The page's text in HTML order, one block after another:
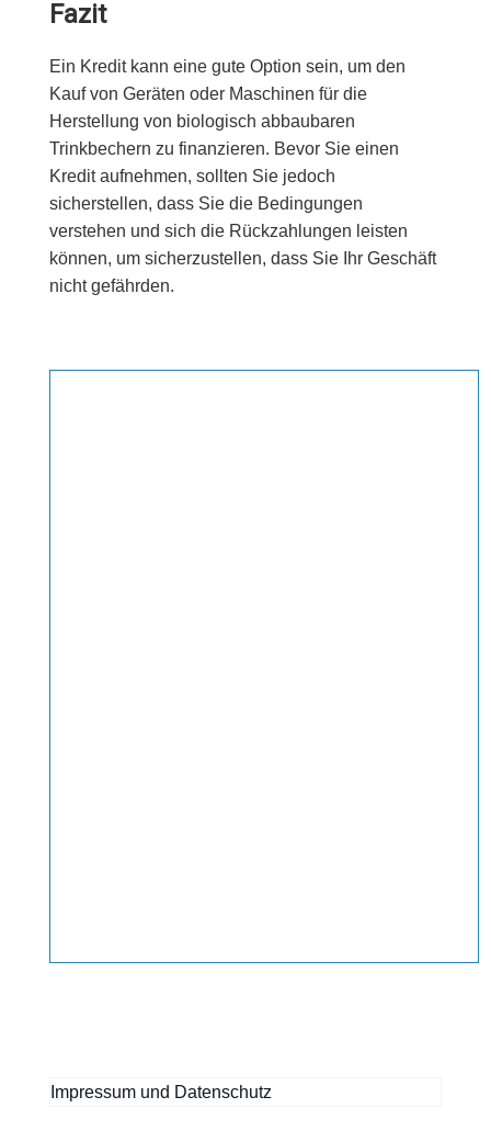
Fazit
Ein Kredit kann eine gute Option sein, um den
Kauf von Geräten oder Maschinen für die
Herstellung von biologisch abbaubaren
Trinkbechern zu finanzieren. Bevor Sie einen
Kredit aufnehmen, sollten Sie jedoch
sicherstellen, dass Sie die Bedingungen
verstehen und sich die Rückzahlungen leisten
können, um sicherzustellen, dass Sie Ihr Geschäft
nicht gefährden.
Impressum und Datenschutz